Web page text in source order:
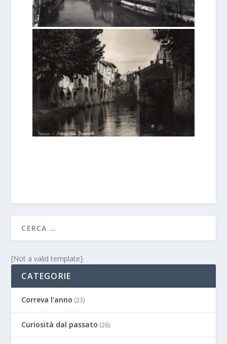
[Not a valid template]
CATEGORIE
Correva l'anno (23)
Curiosità dal passato (26)